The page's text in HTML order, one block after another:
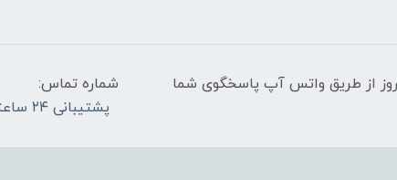
شبانه‌ روز از طریق واتس آپ پاسخگوی شما
شماره تماس:
پشتیبانی ۲۴ ساعته: 09196726260